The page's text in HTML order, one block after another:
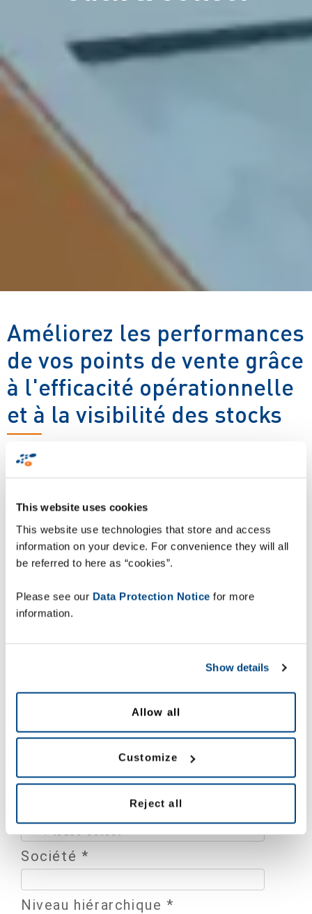
This website uses cookies
This website use technologies that store and access
information on your device. For convenience they will all
be referred to here as “cookies”.
Please see our Data Protection Notice for more
information.
Show details
Allow all
Customize
Reject all
Améliorez les performances
de vos points de vente grâce
à l'efficacité opérationnelle
et à la visibilité des stocks
Le logiciel ZetesAthena Click & Collect vous permet de
configurer et de digitaliser rapidement et efficacement vos
s'intègre parfaitement à vos systèmes informatiques
tâches requises pour offrir un service Click & Collect
d'excellence.
Téléchargez le document
Adresse email *
Société *
Niveau hiérarchique *